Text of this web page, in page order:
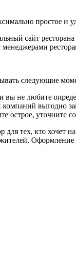
простое и
сайт ресторана
следующие
вы не любите
выгодно
острое, уточните
тех, кто хочет
Оформление